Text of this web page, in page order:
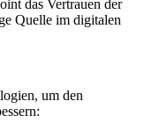
das Vertrauen der
Quelle im digitalen
um den